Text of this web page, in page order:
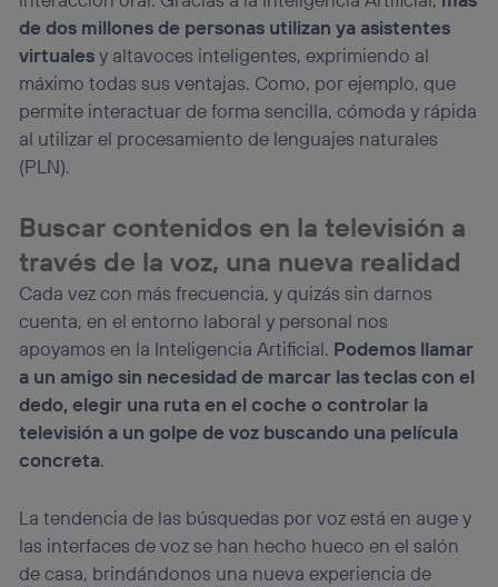
de dos millones de personas utilizan ya asistentes
virtualesy altavoces inteligentes, exprimiendo al
máximo todas sus ventajas. Como, por ejemplo, que
permite interactuar de forma sencilla, cómoda y rápida
al utilizar el procesamiento de lenguajes naturales
(PLN).
Buscar contenidos en la televisión a
través de la voz, una nueva realidad
Cada vez con más frecuencia, y quizás sin darnos
cuenta, en el entorno laboral y personal nos
apoyamos en la Inteligencia Artificial. Podemos llamar
a un amigo sin necesidad de marcar las teclas con el
dedo, elegir una ruta en el coche o controlar la
televisión a un golpe de voz buscando una película
concreta.
La tendencia de las búsquedas por voz está en auge y
las interfaces de voz se han hecho hueco en el salón
de casa, brindándonos una nueva experiencia de